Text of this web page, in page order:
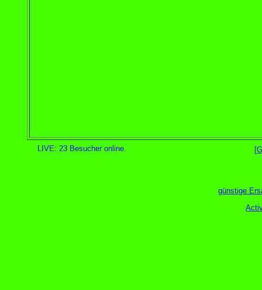
LIVE: 23 Besucher online.
günstige